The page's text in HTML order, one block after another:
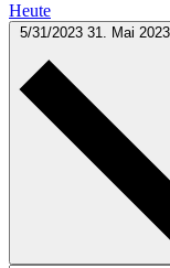
Heute
5/31/2023 31. Mai 2023